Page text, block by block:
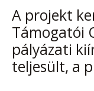
A projekt
Támogatói
pályázati
teljesült, a